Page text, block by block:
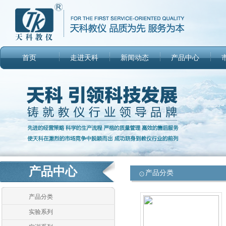
首页 走进天科 新闻动态 产品中心
产品中心
产品分类
实验系列
产品分类